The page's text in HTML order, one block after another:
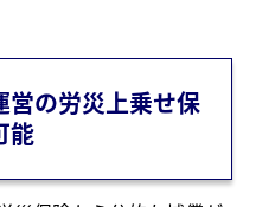
営の労災上乗せ保
能